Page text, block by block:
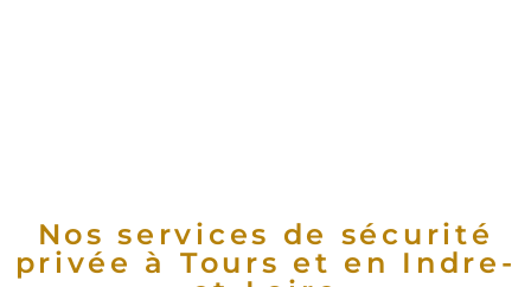
Nos services de sécurité
privée à Tours et en Indre-